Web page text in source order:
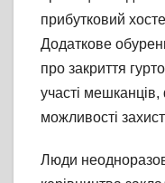
прибутковий
Додаткове
про закриття
участі
можливості
Люди